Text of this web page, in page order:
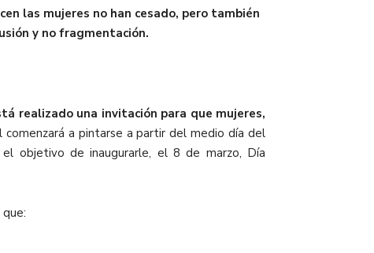
las mujeres no han cesado, pero también
y no fragmentación.
realizado una invitación para que mujeres,
comenzará a pintarse a partir del medio día del
objetivo de inaugurarle, el 8 de marzo, Día